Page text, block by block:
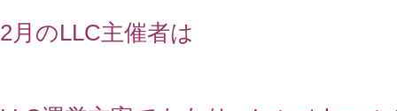
2月のLLC主催者は